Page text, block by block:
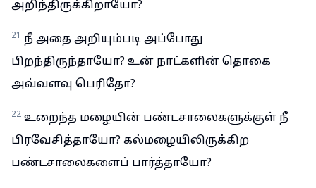
அறிந்திருக்கிறாயோ?
21 நீ அதை அறியும்படி அப்போது
பிறந்திருந்தாயோ? உன் நாட்களின் தொகை
அவ்வளவு பெரிதோ?
22 உறைந்த மழையின் பண்டசாலைகளுக்குள் நீ
பிரவேசித்தாயோ? கல்மழையிலிருக்கிற
பண்டசாலைகளைப் பார்த்தாயோ?